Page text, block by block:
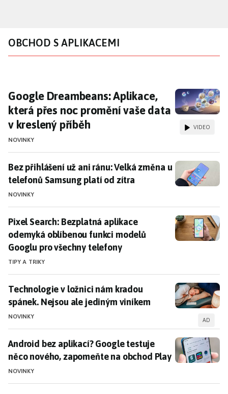
obsahu
OBCHOD S APLIKACEMI
Google Dreambeans: Aplikace, která přes
Google Dreambeans: Aplikace,
která přes noc promění vaše data
v kreslený příběh
NOVINKY
VIDEO
Bez přihlášení už ani ránu: Velká změna u telefonů
Bez přihlášení už ani ránu: Velká změna u
telefonů Samsung platí od zítra
NOVINKY
Pixel Search: Bezplatná aplikace odemyká
Pixel Search: Bezplatná aplikace
odemyká oblíbenou funkci modelů
Googlu pro všechny telefony
TIPY A TRIKY
Technologie v ložnici nám kradou spánek. Nejsou
Technologie v ložnici nám kradou
spánek. Nejsou ale jediným viníkem
NOVINKY AD
Android bez aplikací? Google testuje něco nového,
Android bez aplikací? Google testuje
něco nového, zapomeňte na obchod Play
NOVINKY